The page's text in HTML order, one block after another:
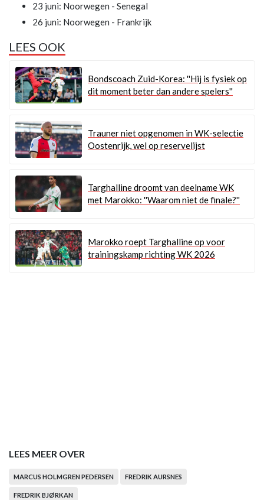
23 juni: Noorwegen - Senegal
26 juni: Noorwegen - Frankrijk
LEES OOK
Bondscoach Zuid-Korea: ''Hij is fysiek op
dit moment beter dan andere spelers''
Trauner niet opgenomen in WK-selectie
Oostenrijk, wel op reservelijst
Targhalline droomt van deelname WK
met Marokko: ''Waarom niet de finale?''
Marokko roept Targhalline op voor
trainingskamp richting WK 2026
LEES MEER OVER
MARCUS HOLMGREN PEDERSEN FREDRIK AURSNES
FREDRIK BJØRKAN